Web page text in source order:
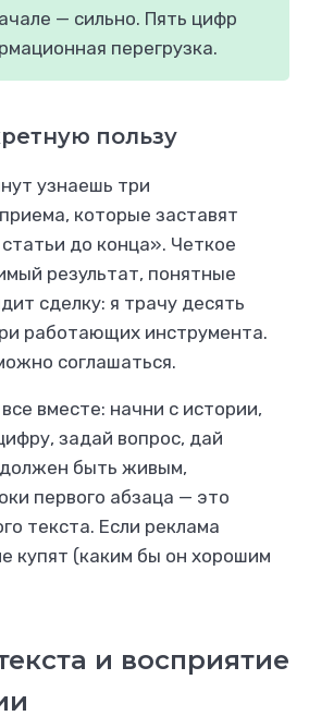
— сильно. Пять цифр
перегрузка.
пользу
узнаешь три
которые заставят
до конца». Четкое
результат, понятные
сделку: я трачу десять
работающих инструмента.
соглашаться.
вместе: начни с истории,
задай вопрос, дай
быть живым,
первого абзаца — это
текста. Если реклама
купят (каким бы он хорошим
и восприятие